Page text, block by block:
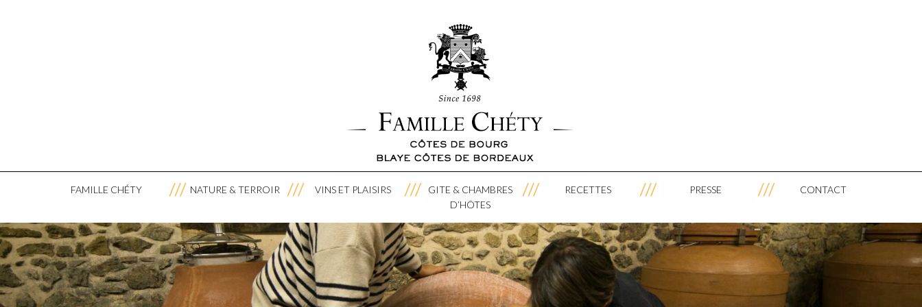
FAMILLE CHÉTY NATURE & TERROIR VINS ET PLAISIRS
GITE & CHAMBRES
D’HÔTES
RECETTES PRESSE CONTACT